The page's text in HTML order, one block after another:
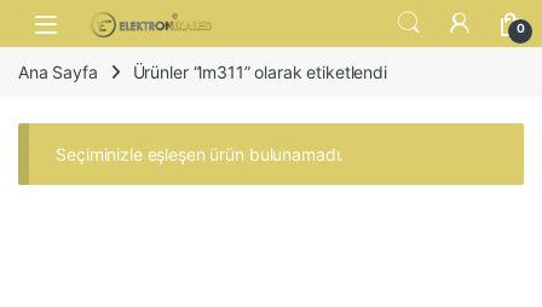
Skip to navigation
Skip to content
Open 0
Ana Sayfa Ürünler “lm311” olarak etiketlendi
Seçiminizle eşleşen ürün bulunamadı.